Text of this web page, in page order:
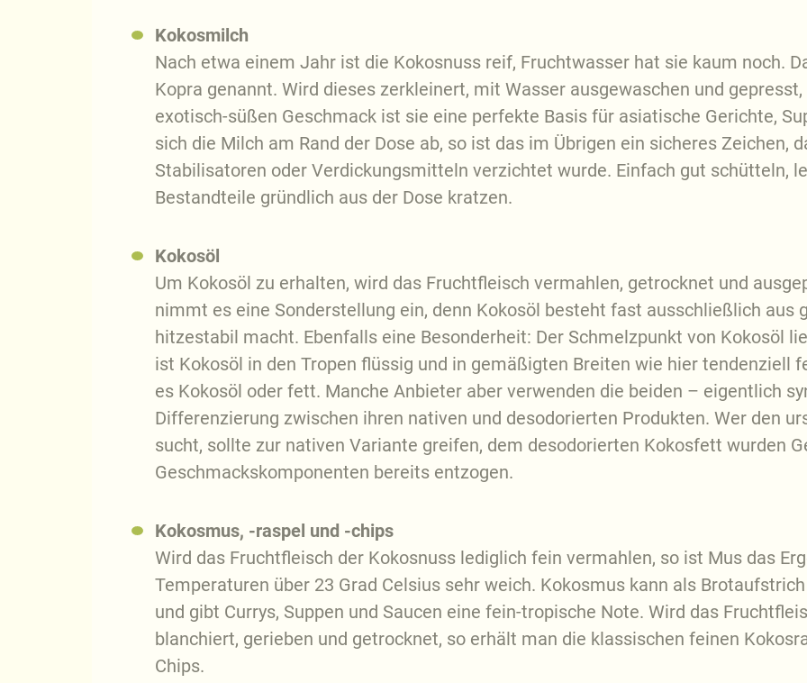
Kokosmilch
Nach etwa einem Jahr ist die Kokosnuss reif, Fruchtwasser hat sie kaum noch.
Kopra genannt. Wird dieses zerkleinert, mit Wasser ausgewaschen und
exotisch-süßen Geschmack ist sie eine perfekte Basis für asiatische Gerichte,
sich die Milch am Rand der Dose ab, so ist das im Übrigen ein sicheres Zeichen,
Stabilisatoren oder Verdickungsmitteln verzichtet wurde. Einfach gut schütteln,
Bestandteile gründlich aus der Dose kratzen.
Kokosöl
Um Kokosöl zu erhalten, wird das Fruchtfleisch vermahlen, getrocknet und
nimmt es eine Sonderstellung ein, denn Kokosöl besteht fast ausschließlich aus
hitzestabil macht. Ebenfalls eine Besonderheit: Der Schmelzpunkt von Kokosöl
ist Kokosöl in den Tropen flüssig und in gemäßigten Breiten wie hier tendenziell
es Kokosöl oder fett. Manche Anbieter aber verwenden die beiden – eigentlich
Differenzierung zwischen ihren nativen und desodorierten Produkten. Wer den
sucht, sollte zur nativen Variante ­greifen, dem desodorierten Kokosfett wurden
Geschmackskomponenten bereits entzogen.
Kokosmus, -raspel und -chips
Wird das Fruchtfleisch der Kokosnuss lediglich fein vermahlen, so ist Mus das
Temperaturen über 23 Grad Celsius sehr weich. Kokosmus kann als
und gibt Currys, Suppen und Saucen eine fein-tropische Note. Wird das
blanchiert, gerieben und getrocknet, so erhält man die klassischen feinen
Chips.